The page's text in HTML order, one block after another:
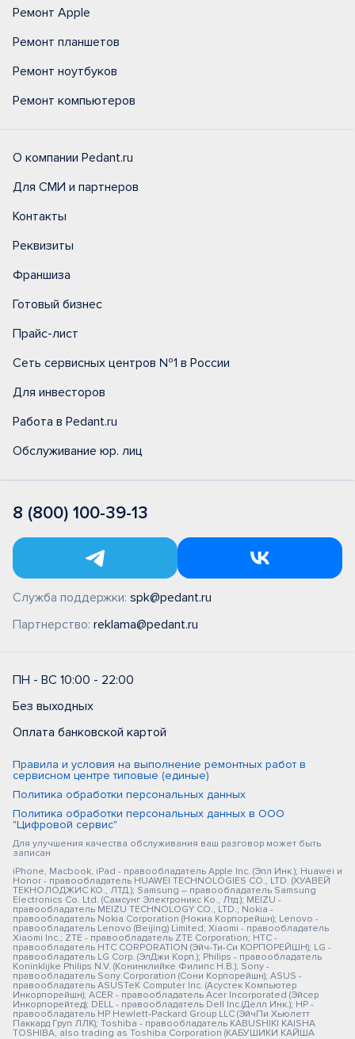
Ремонт Apple
Ремонт планшетов
Ремонт ноутбуков
Ремонт компьютеров
О компании Pedant.ru
Для СМИ и партнеров
Контакты
Реквизиты
Франшиза
Готовый бизнес
Прайс-лист
Сеть сервисных центров №1 в России
Для инвесторов
Работа в Pedant.ru
Обслуживание юр. лиц
8 (800) 100-39-13
Служба поддержки: spk@pedant.ru
Партнерство: reklama@pedant.ru
ПН - ВС 10:00 - 22:00
Без выходных
Оплата банковской картой
Правила и условия на выполнение ремонтных работ в
сервисном центре типовые (единые)
Политика обработки персональных данных
Политика обработки персональных данных в ООО
"Цифровой сервис"
Для улучшения качества обслуживания ваш разговор может быть
записан
iPhone, Macbook, iPad - правообладатель Apple Inc. (Эпл Инк.); Huawei и
Honor - правообладатель HUAWEI TECHNOLOGIES CO., LTD. (ХУАВЕЙ
ТЕКНОЛОДЖИС КО., ЛТД.); Samsung – правообладатель Samsung
Electronics Co. Ltd. (Самсунг Электроникс Ко., Лтд.); MEIZU -
правообладатель MEIZU TECHNOLOGY CO., LTD.; Nokia -
правообладатель Nokia Corporation (Нокиа Корпорейшн); Lenovo -
правообладатель Lenovo (Beijing) Limited; Xiaomi - правообладатель
Xiaomi Inc.; ZTE - правообладатель ZTE Corporation; HTC -
правообладатель HTC CORPORATION (Эйч-Ти-Си КОРПОРЕЙШН); LG -
правообладатель LG Corp. (ЭлДжи Корп.); Philips - правообладатель
Koninklijke Philips N.V. (Конинклийке Филипс Н.В.); Sony -
правообладатель Sony Corporation (Сони Корпорейшн); ASUS -
правообладатель ASUSTeK Computer Inc. (Асустек Компьютер
Инкорпорейшн); ACER - правообладатель Acer Incorporated (Эйсер
Инкорпорейтед); DELL - правообладатель Dell Inc.(Делл Инк.); HP -
правообладатель HP Hewlett-Packard Group LLC (ЭйчПи Хьюлетт
Паккард Груп ЛЛК); Toshiba - правообладатель KABUSHIKI KAISHA
TOSHIBA, also trading as Toshiba Corporation (КАБУШИКИ КАЙША